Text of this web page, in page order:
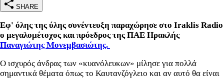
SHARE
Εφ' όλης της ύλης συνέντευξη παραχώρησε στο Iraklis Radio
ο μεγαλομέτοχος και πρόεδρος της ΠΑΕ Ηρακλής
Παναγιώτης Μονεμβασιώτης.
Ο ισχυρός άνδρας των «κυανόλευκων» μίλησε για πολλά
σημαντικά θέματα όπως το Καυτανζόγλειο και αν αυτό θα είναι